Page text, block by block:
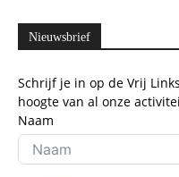
Nieuwsbrief
Schrijf je in op de Vrij
hoogte van al onze
Naam